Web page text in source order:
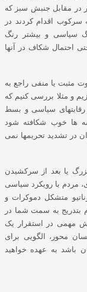
در مقابل جنبش سبز که
اقدام کردند در
سیاسی و بیشتر رنگ
احتمال شکاف در آنها
مثبت یا منفی راجع به
و مثلا بررسی کنیم که
رقابتهای سیاسی و بسط
ها خوب شکافته شود
در تشدید تحریمها نمی
یا بعد از سرکشیدن
مردم با رویکرد سیاسی
متشکل دموکرات و
بتدریج به سمت شما در
مهمی در استقرار یک
محور، الگویی برای
باشد به عهده خواهید